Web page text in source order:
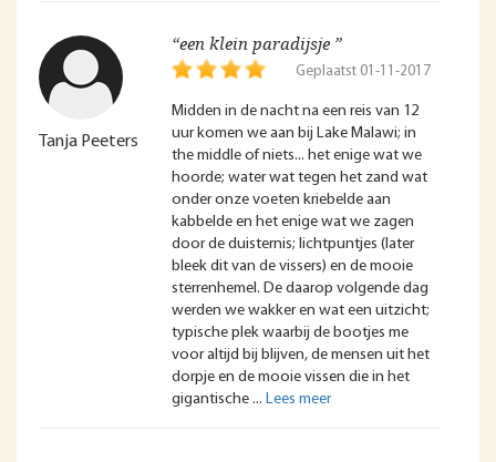
Tanja Peeters
“een klein paradijsje ”
Geplaatst 01-11-2017
Midden in de nacht na een reis van 12
uur komen we aan bij Lake Malawi; in
the middle of niets... het enige wat we
hoorde; water wat tegen het zand wat
onder onze voeten kriebelde aan
kabbelde en het enige wat we zagen
door de duisternis; lichtpuntjes (later
bleek dit van de vissers) en de mooie
sterrenhemel. De daarop volgende dag
werden we wakker en wat een uitzicht;
typische plek waarbij de bootjes me
voor altijd bij blijven, de mensen uit het
dorpje en de mooie vissen die in het
gigantische